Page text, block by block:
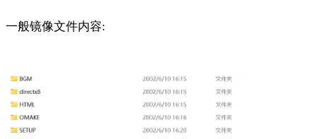
一般镜像文件内容: